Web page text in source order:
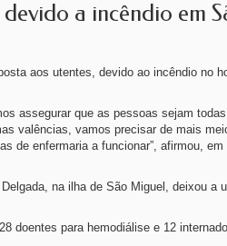
a incêndio em
aos utentes, devido ao incêndio no
assegurar que as pessoas sejam
valências, vamos precisar de mais
de enfermaria a funcionar”, afirmou,
na ilha de São Miguel, deixou a
doentes para hemodiálise e 12